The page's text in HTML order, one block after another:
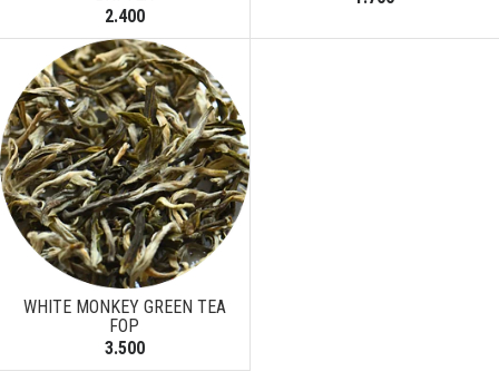
2.400
WHITE MONKEY GREEN TEA
FOP
3.500